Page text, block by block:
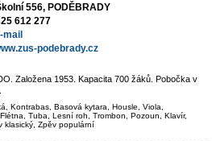
556, PODĚBRADY
612 277
mail
podebrady.cz
Založena 1953. Kapacita 700 žáků. Pobočka v
Kontrabas, Basová kytara, Housle, Viola,
Tuba, Lesní roh, Trombon, Pozoun, Klavír,
klasický, Zpěv populární